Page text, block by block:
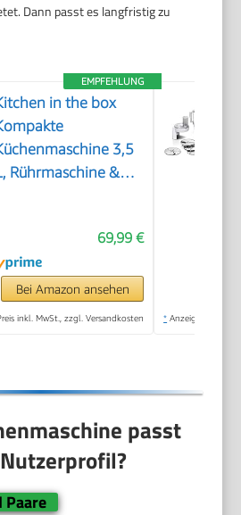
Dann passt es langfristig zu
EMPFEHLUNG
in the box
3,5
Rührmaschine &
Leichte Teigmaschine
Knethaken,
Rührhaken &
ideal
69,99 €
Bei Amazon ansehen
inkl. MwSt., zzgl. Versandkosten * Anzeige
passt